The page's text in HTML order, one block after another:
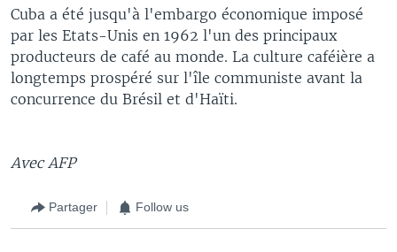
Cuba a été jusqu'à l'embargo économique imposé
par les Etats-Unis en 1962 l'un des principaux
producteurs de café au monde. La culture caféière a
longtemps prospéré sur l'île communiste avant la
concurrence du Brésil et d'Haïti.
Avec AFP
Partager Follow us